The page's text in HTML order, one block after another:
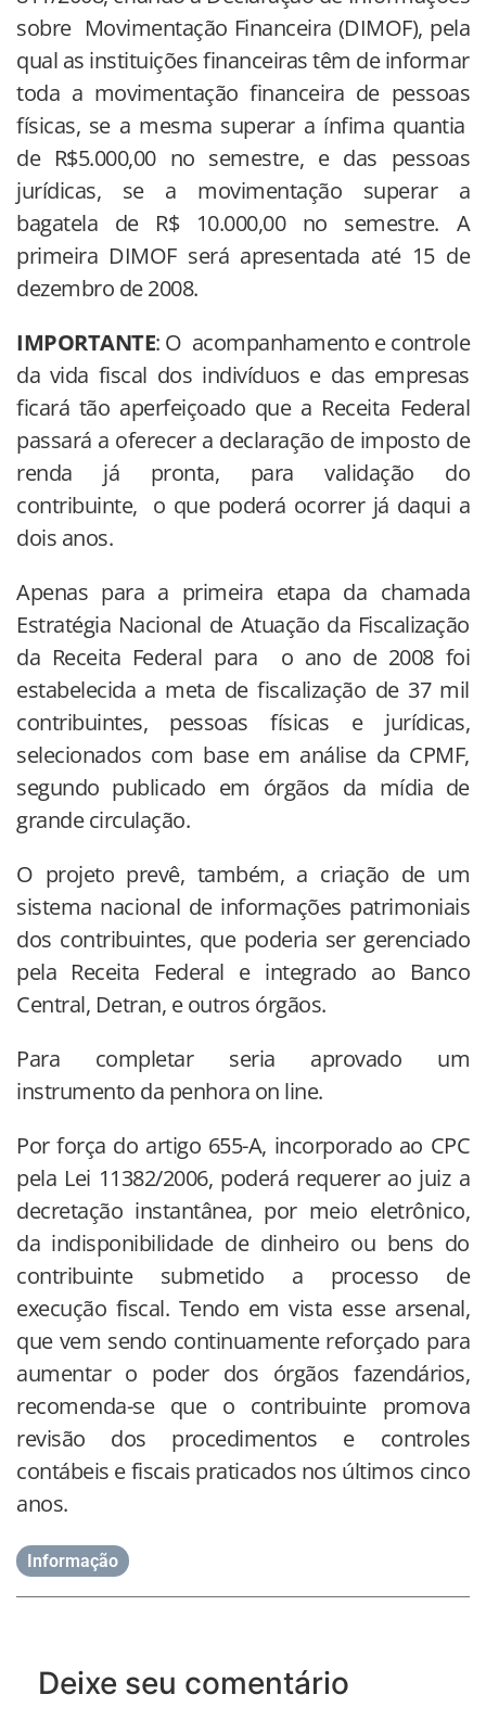
sobre Movimentação Financeira (DIMOF), pela
qual as instituições financeiras têm de informar
toda a movimentação financeira de pessoas
físicas, se a mesma superar a ínfima quantia
de R$5.000,00 no semestre, e das pessoas
jurídicas, se a movimentação superar a
bagatela de R$ 10.000,00 no semestre. A
primeira DIMOF será apresentada até 15 de
dezembro de 2008.
IMPORTANTE: O acompanhamento e controle
da vida fiscal dos indivíduos e das empresas
ficará tão aperfeiçoado que a Receita Federal
passará a oferecer a declaração de imposto de
renda já pronta, para validação do
contribuinte, o que poderá ocorrer já daqui a
dois anos.
Apenas para a primeira etapa da chamada
Estratégia Nacional de Atuação da Fiscalização
da Receita Federal para o ano de 2008 foi
estabelecida a meta de fiscalização de 37 mil
contribuintes, pessoas físicas e jurídicas,
selecionados com base em análise da CPMF,
segundo publicado em órgãos da mídia de
grande circulação.
O projeto prevê, também, a criação de um
sistema nacional de informações patrimoniais
dos contribuintes, que poderia ser gerenciado
pela Receita Federal e integrado ao Banco
Central, Detran, e outros órgãos.
Para completar seria aprovado um
instrumento da penhora on line.
Por força do artigo 655-A, incorporado ao CPC
pela Lei 11382/2006, poderá requerer ao juiz a
decretação instantânea, por meio eletrônico,
da indisponibilidade de dinheiro ou bens do
contribuinte submetido a processo de
execução fiscal. Tendo em vista esse arsenal,
que vem sendo continuamente reforçado para
aumentar o poder dos órgãos fazendários,
recomenda-se que o contribuinte promova
revisão dos procedimentos e controles
contábeis e fiscais praticados nos últimos cinco
anos.
Informação
Deixe seu comentário